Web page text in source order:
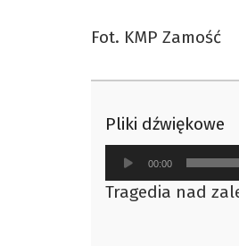
Fot. KMP Zamość
Pliki dźwiękowe
Odtwarzacz
plików
dźwiękowych
00:00
Tragedia nad